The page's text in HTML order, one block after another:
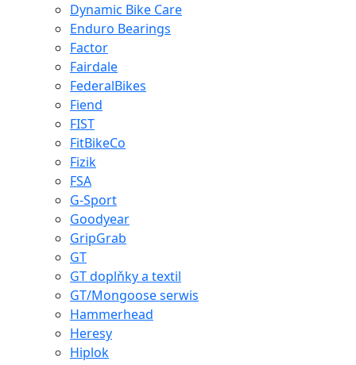
Dynamic Bike Care
Enduro Bearings
Factor
Fairdale
FederalBikes
Fiend
FIST
FitBikeCo
Fizik
FSA
G-Sport
Goodyear
GripGrab
GT
GT doplňky a textil
GT/Mongoose serwis
Hammerhead
Heresy
Hiplok